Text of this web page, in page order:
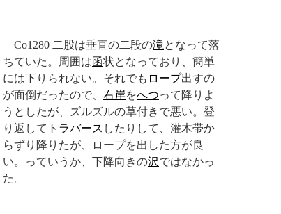
Co1280 二股は垂直の二段の滝となって落
ちていた。周囲は函状となっており、簡単
には下りられない。それでも ロープ出すの
が面倒だったので、 右岸をへつって降りよ
うとしたが、ズルズルの草付きで悪い。登
り返して トラバース したりして、灌木帯か
らずり降りたが、ロープを出した方が良
い。っていうか、下降向きの沢ではなかっ
た。